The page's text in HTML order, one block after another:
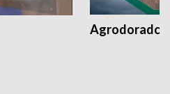
Agrodoradcy